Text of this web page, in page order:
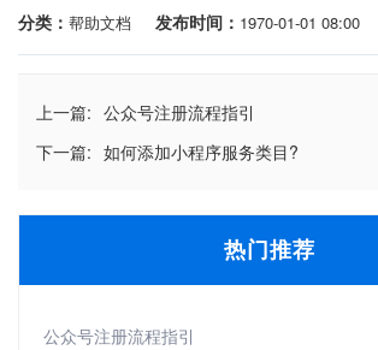
分类： 帮助文档 发布时间： 1970-01-01 08:00
上一篇: 公众号注册流程指引
下一篇: 如何添加小程序服务类目?
热门推荐
公众号注册流程指引